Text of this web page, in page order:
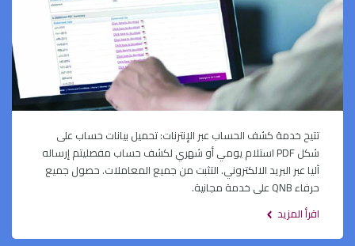
تتيح خدمة كشف الحساب عبر الإنترنات: تحميل بيانات حساب على
شكل PDF استلام يومي أو شهري لكشف حساب مفصليتم إرساله
آليا عبر البريد الالكتروني. التثبت من جميع المعاملات. حصول جميع
حرفاء QNB على خدمة مجانية.
اقرأ المزيد